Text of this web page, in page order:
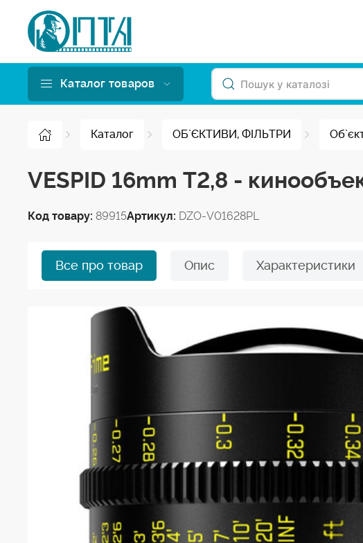
Каталог товаров
Каталог ОБ`ЄКТИВИ, ФІЛЬТРИ
VESPID 16mm T2,8 -
Код товару: 89915Артикул: DZO-V01628PL
Все про товар Опис Характеристики